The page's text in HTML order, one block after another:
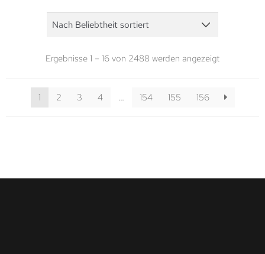
Ergebnisse 1 – 16 von 2488 werden angezeigt
1 2 3 4 … 154 155 156